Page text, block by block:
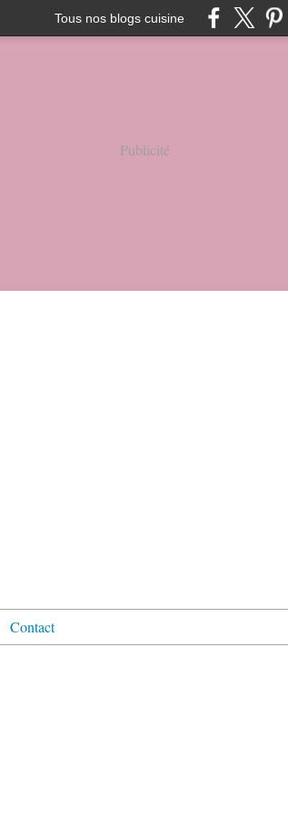
Tous nos blogs cuisine
Publicité
Contact